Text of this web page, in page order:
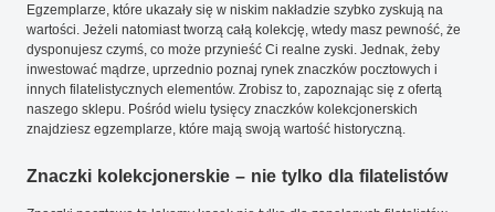
Egzemplarze, które ukazały się w niskim nakładzie szybko zyskują na
wartości. Jeżeli natomiast tworzą całą kolekcję, wtedy masz pewność, że
dysponujesz czymś, co może przynieść Ci realne zyski. Jednak, żeby
inwestować mądrze, uprzednio poznaj rynek znaczków pocztowych i
innych filatelistycznych elementów. Zrobisz to, zapoznając się z ofertą
naszego sklepu. Pośród wielu tysięcy znaczków kolekcjonerskich
znajdziesz egzemplarze, które mają swoją wartość historyczną.
Znaczki kolekcjonerskie – nie tylko dla filatelistów